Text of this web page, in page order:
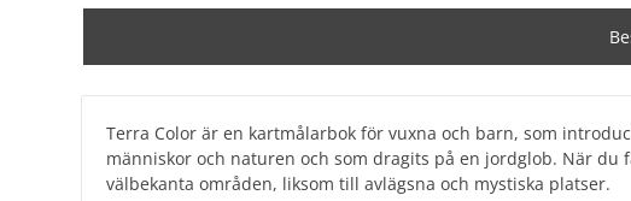
Terra Color är en kartmålarbok för vuxna och barn, som
människor och naturen och som dragits på en jordglob. När
välbekanta områden, liksom till avlägsna och mystiska platser.